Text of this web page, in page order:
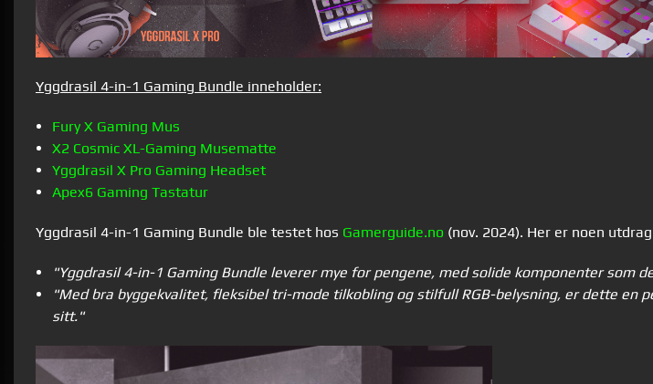
Yggdrasil 4-in-1 Gaming Bundle inneholder:
Fury X Gaming Mus
X2 Cosmic XL-Gaming Musematte
Yggdrasil X Pro Gaming Headset
Apex6 Gaming Tastatur
Yggdrasil 4-in-1 Gaming Bundle ble testet hos Gamerguide.no (nov. 2024). Her er noen
"Yggdrasil 4-in-1 Gaming Bundle leverer mye for pengene, med solide komponenter som
"Med bra byggekvalitet, fleksibel tri-mode tilkobling og stilfull RGB-belysning, er dette en
sitt."